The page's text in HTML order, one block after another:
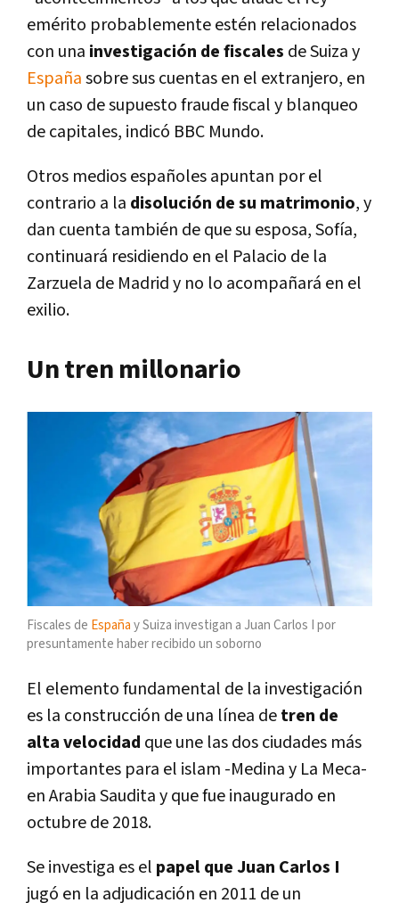
emérito probablemente estén relacionados
con una investigación de fiscales de Suiza y
Españasobre sus cuentas en el extranjero, en
un caso de supuesto fraude fiscal y blanqueo
de capitales, indicó BBC Mundo.
Otros medios españoles apuntan por el
contrario a la disolución de su matrimonio, y
dan cuenta también de que su esposa, Sofía,
continuará residiendo en el Palacio de la
Zarzuela de Madrid y no lo acompañará en el
exilio.
Un tren millonario
Fiscales de España y Suiza investigan a Juan Carlos I por
presuntamente haber recibido un soborno
El elemento fundamental de la investigación
es la construcción de una línea detren de
alta velocidad que une las dos ciudades más
importantes para el islam -Medina y La Meca-
en Arabia Saudita y que fue inaugurado en
octubre de 2018.
Se investiga es el papel que Juan Carlos I
jugó en la adjudicación en 2011 de un